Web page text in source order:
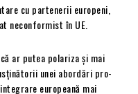
cu partenerii europeni,
neconformist în UE.
ar putea polariza și mai
unei abordări pro-
europeană mai